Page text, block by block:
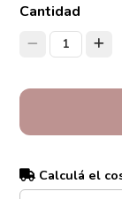
Cantidad
1
Calculá el